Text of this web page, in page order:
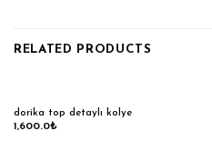
RELATED PRODUCTS
dorika top detaylı kolye
1,600.0₺